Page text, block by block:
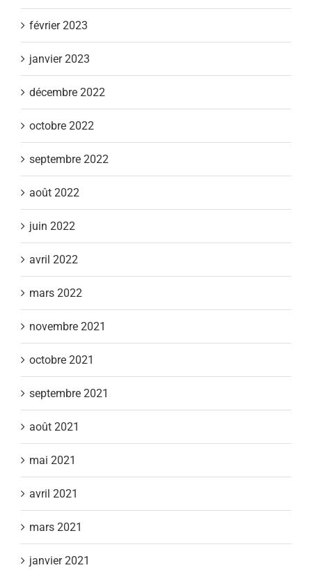
février 2023
janvier 2023
décembre 2022
octobre 2022
septembre 2022
août 2022
juin 2022
avril 2022
mars 2022
novembre 2021
octobre 2021
septembre 2021
août 2021
mai 2021
avril 2021
mars 2021
janvier 2021